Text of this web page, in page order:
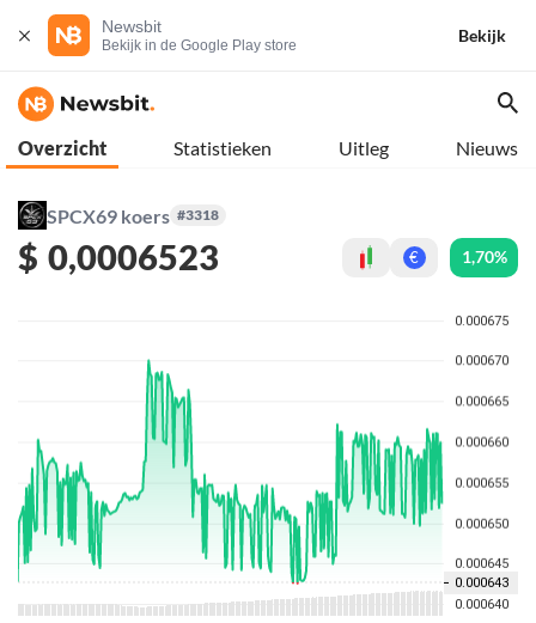
Newsbit
Bekijk in de Google Play store
Bekijk
Overzicht Statistieken Uitleg Nieuws
SPCX69 koers #3318
$ 0,0006523 € 1,70%